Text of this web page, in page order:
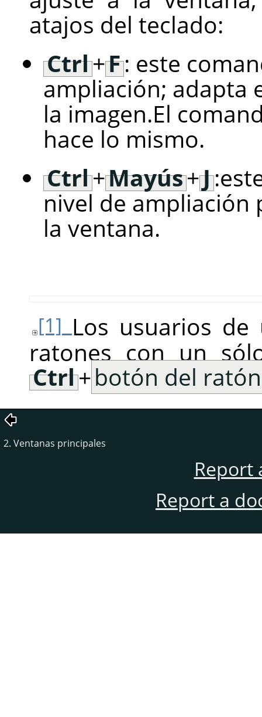
atajos del teclado:
Ctrl+F: este
ampliación; adapta
la imagen.El
hace lo mismo.
Ctrl+Mayús+J
nivel de ampliación
la ventana.
[1] Los usuarios
ratones con un
Ctrl+botón del ratón
2. Ventanas principales
Report
Report a